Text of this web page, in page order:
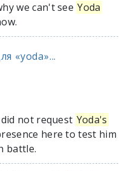
we can't see Yoda
«yoda»...
not request Yoda's
here to test him
battle.